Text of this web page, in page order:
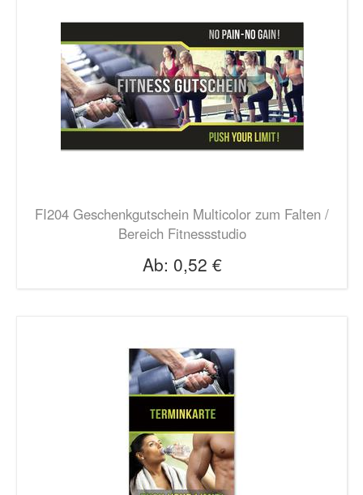
FI204 Geschenkgutschein Multicolor zum Falten /
Bereich Fitnessstudio
Ab: 0,52 €